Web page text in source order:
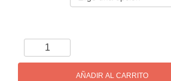
BAM
LEtoile
AÑADIR AL CARRITO